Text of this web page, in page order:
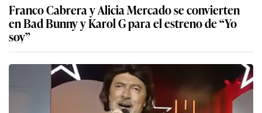
Franco Cabrera y Alicia Mercado se convierten
en Bad Bunny y Karol G para el estreno de “Yo
soy”